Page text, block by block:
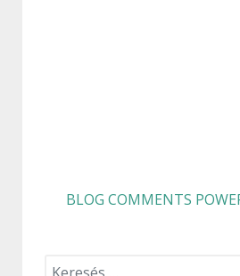
BLOG COMMENTS
Keresés...